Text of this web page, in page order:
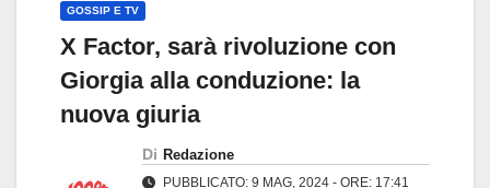
GOSSIP E TV
X Factor, sarà rivoluzione con
Giorgia alla conduzione: la
nuova giuria
Di Redazione
PUBBLICATO: 9 MAG, 2024 - ORE: 17:41